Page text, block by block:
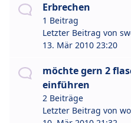
Erbrechen
1 Beitrag
Letzter Beitrag von
13. Mär 2010 23:20
möchte gern 2
einführen
2 Beiträge
Letzter Beitrag von